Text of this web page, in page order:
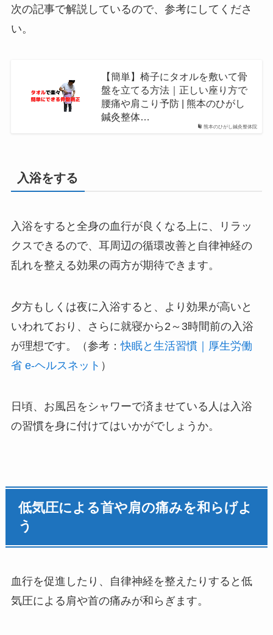
次の記事で解説しているので、参考にしてくださ
い。
熊本のひがし鍼灸整体院
【簡単】椅子にタオルを敷いて骨
盤を立てる方法｜正しい座り方で
腰痛や肩こり予防 | 熊本のひがし
鍼灸整体…
入浴をする
入浴をすると全身の血行が良くなる上に、リラッ
クスできるので、耳周辺の循環改善と自律神経の
乱れを整える効果の両方が期待できます。
夕方もしくは夜に入浴すると、より効果が高いと
いわれており、さらに就寝から2～3時間前の入浴
が理想です。（参考：快眠と生活習慣｜厚生労働
省 e-ヘルスネット ）
日頃、お風呂をシャワーで済ませている人は入浴
の習慣を身に付けてはいかがでしょうか。
低気圧による首や肩の痛みを和らげよ
う
血行を促進したり、自律神経を整えたりすると低
気圧による肩や首の痛みが和らぎます。